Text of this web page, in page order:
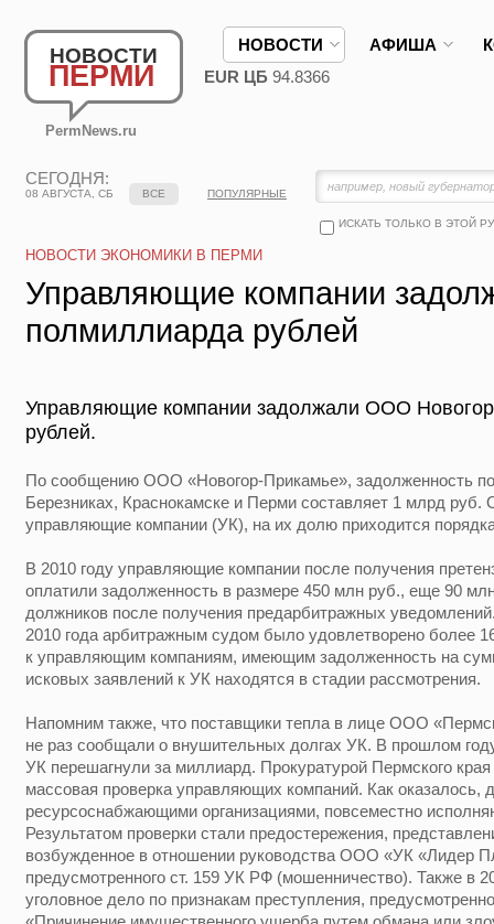
НОВОСТИ
ПЕРМИ
PermNews.ru
НОВОСТИ АФИША
EUR ЦБ 94.8366
СЕГОДНЯ:
08 АВГУСТА, СБ
ИСКАТЬ ТОЛЬКО В ЭТОЙ
ВСЕ ПОПУЛЯРНЫЕ
НОВОСТИ ЭКОНОМИКИ В ПЕРМИ
Управляющие компании
полмиллиарда рублей
Управляющие компании задолжали ООО
рублей.
По сообщению ООО «Новогор-Прикамье», задолженность
Березниках, Краснокамске и Перми составляет 1 млрд руб.
управляющие компании (УК), на их долю приходится
В 2010 году управляющие компании после получения
оплатили задолженность в размере 450 млн руб., еще 90
должников после получения предарбитражных
2010 года арбитражным судом было удовлетворено более
к управляющим компаниям, имеющим задолженность на
исковых заявлений к УК находятся в стадии рассмотрения.
Напомним также, что поставщики тепла в лице ООО
не раз сообщали о внушительных долгах УК. В прошлом
УК перешагнули за миллиард. Прокуратурой Пермского
массовая проверка управляющих компаний. Как оказалось,
ресурсоснабжающими организациями, повсеместно
Результатом проверки стали предостережения,
возбужденное в отношении руководства ООО «УК «Лидер
предусмотренного ст. 159 УК РФ (мошенничество). Также в
уголовное дело по признакам преступления,